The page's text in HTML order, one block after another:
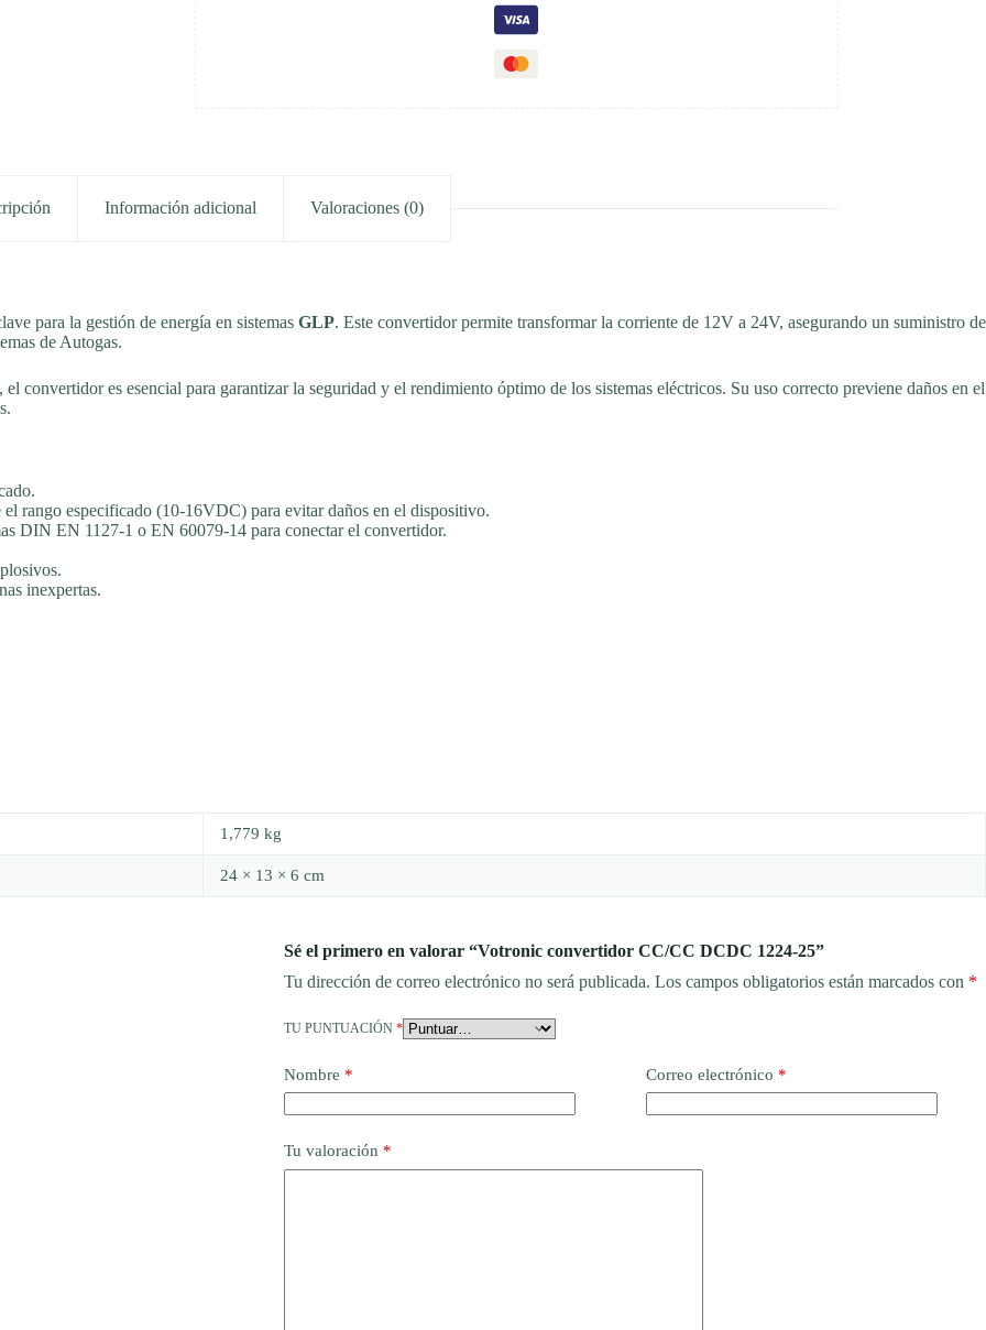
Información adicional Valoraciones (0)
para la gestión de energía en sistemas GLP. Este convertidor permite transformar la corriente de 12V a 24V, asegurando un suministro de
de Autogas.
, el convertidor es esencial para garantizar la seguridad y el rendimiento óptimo de los sistemas eléctricos. Su uso correcto previene daños en el
rango especificado (10-16VDC) para evitar daños en el dispositivo.
DIN EN 1127-1 o EN 60079-14 para conectar el convertidor.
inexpertas.
1,779 kg
24 × 13 × 6 cm
Sé el primero en valorar “Votronic convertidor CC/CC DCDC 1224-25”
Tu dirección de correo electrónico no será publicada. Los campos obligatorios están marcados con *
TU PUNTUACIÓN *
Nombre * Correo electrónico *
Tu valoración *